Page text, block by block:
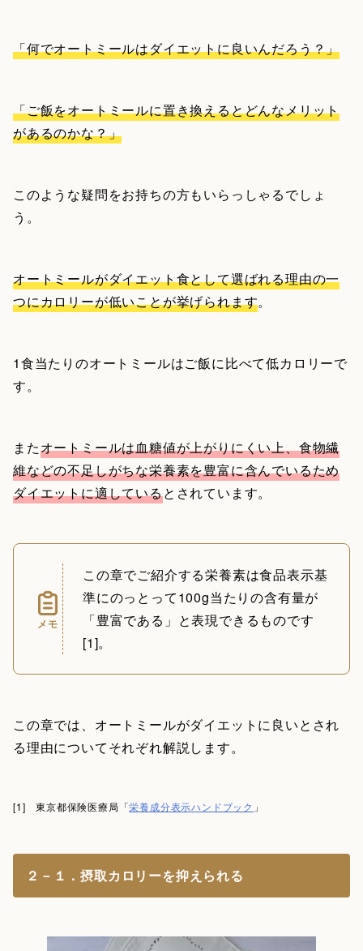
「何でオートミールはダイエットに良いんだろう？」
「ご飯をオートミールに置き換えるとどんなメリット
があるのかな？」
このような疑問をお持ちの方もいらっしゃるでしょ
う。
オートミールがダイエット食として選ばれる理由の一
つにカロリーが低いことが挙げられます。
1食当たりのオートミールはご飯に比べて低カロリーで
す。
またオートミールは血糖値が上がりにくい上、食物繊
維などの不足しがちな栄養素を豊富に含んでいるため
ダイエットに適しているとされています。
メモ
この章でご紹介する栄養素は食品表示基
準にのっとって100g当たりの含有量が
「豊富である」と表現できるものです
[1]。
この章では、オートミールがダイエットに良いとされ
る理由についてそれぞれ解説します。
[1] 東京都保険医療局「栄養成分表示ハンドブック 」
２－１．摂取カロリーを抑えられる